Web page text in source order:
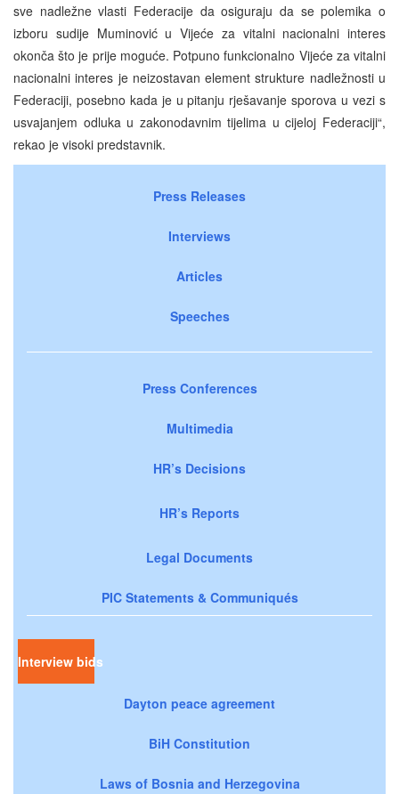
sve nadležne vlasti Federacije da osiguraju da se polemika o
izboru sudije Muminović u Vijeće za vitalni nacionalni interes
okonča što je prije moguće. Potpuno funkcionalno Vijeće za vitalni
nacionalni interes je neizostavan element strukture nadležnosti u
Federaciji, posebno kada je u pitanju rješavanje sporova u vezi s
usvajanjem odluka u zakonodavnim tijelima u cijeloj Federaciji“,
rekao je visoki predstavnik.
Press Releases
Interviews
Articles
Speeches
Press Conferences
Multimedia
HR’s Decisions
HR’s Reports
Legal Documents
PIC Statements & Communiqués
Interview bids
Dayton peace agreement
BiH Constitution
Laws of Bosnia and Herzegovina